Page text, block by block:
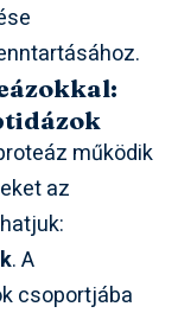
működik
az
. A
csoportjába